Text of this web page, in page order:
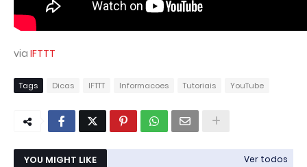
via IFTTT
Tags Dicas IFTTT Informacoes Tutoriais YouTube
YOU MIGHT LIKE Ver todos